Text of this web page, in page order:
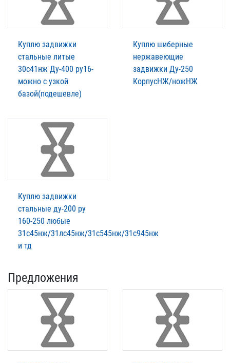
Куплю задвижки
стальные литые
30с41нж Ду-400 ру16-
можно с узкой
базой(подешевле)
Куплю шиберные
нержавеющие
задвижки Ду-250
КорпусНЖ/ножНЖ
Куплю задвижки
стальные ду-200 ру
160-250 любые
31с45нж/31лс45нж/31с545нж/31с945нж
и тд
Предложения